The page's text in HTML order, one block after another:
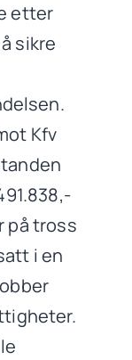
etter
sikre
Kfv
på tross
i en